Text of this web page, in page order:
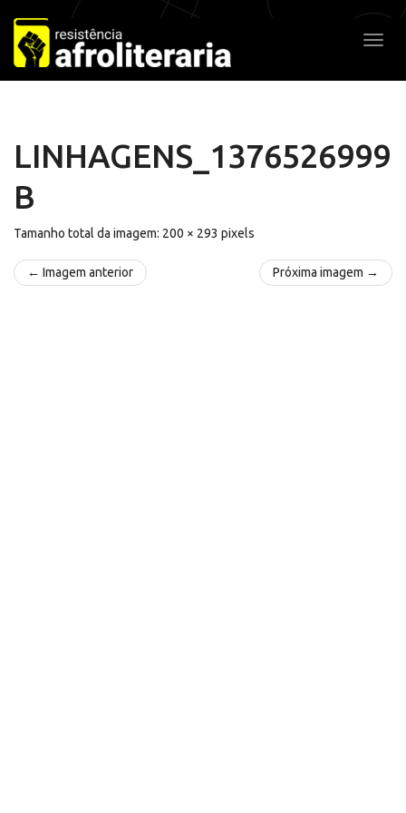
Pular
para
o
conteúdo
LINHAGENS_1376526999
B
Tamanho total da imagem: 200 × 293 pixels
← Imagem anterior Próxima imagem →